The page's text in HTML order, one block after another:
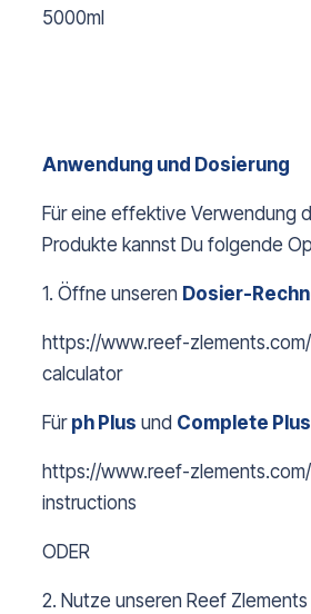
5000ml
Anwendung und Dosierung
Für eine effektive Verwendung
Produkte kannst Du folgende
1. Öffne unseren Dosier-R
https://www.reef-
calculator
Für ph Plus und Complete Plus
https://www.reef-
instructions
ODER
2. Nutze unseren Reef Zlements